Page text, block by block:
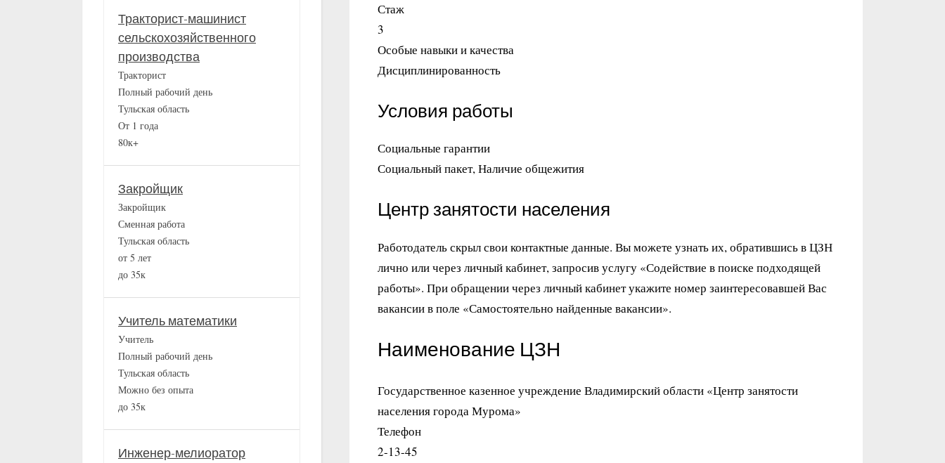
Стаж
3
Особые навыки и качества
Дисциплинированность
Условия работы
Социальные гарантии
Социальный пакет, Наличие общежития
Центр занятости населения
Работодатель скрыл свои контактные данные. Вы можете узнать их, обратившись в ЦЗН
лично или через личный кабинет, запросив услугу «Содействие в поиске подходящей
работы». При обращении через личный кабинет укажите номер заинтересовавшей Вас
вакансии в поле «Самостоятельно найденные вакансии».
Наименование ЦЗН
Государственное казенное учреждение Владимирский области «Центр занятости
населения города Мурома»
Телефон
2-13-45
Тракторист-машинист
сельскохозяйственного
производства
Тракторист
Полный рабочий день
Тульская область
От 1 года
80к+
Закройщик
Закройщик
Сменная работа
Тульская область
от 5 лет
до 35к
Учитель математики
Учитель
Полный рабочий день
Тульская область
Можно без опыта
до 35к
Инженер-мелиоратор